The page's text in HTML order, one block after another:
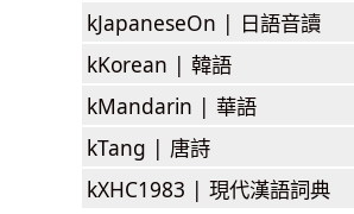
kJapaneseOn | 日語音讀
kKorean | 韓語
kMandarin | 華語
kTang | 唐詩
kXHC1983 | 現代漢語詞典